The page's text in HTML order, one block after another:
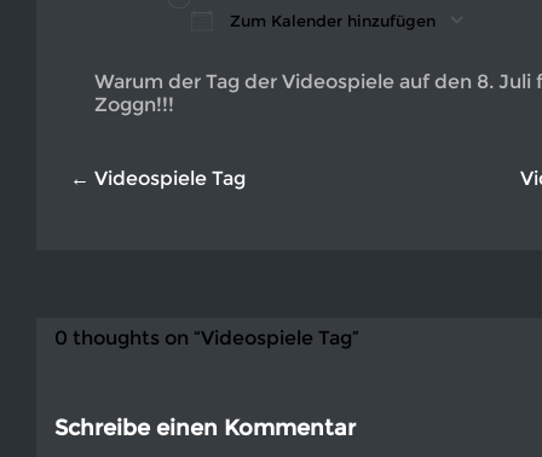
Zum Kalender hinzufügen
Warum der Tag der Videospiele auf den 8. Juli
Zoggn!!!
← Videospiele Tag
0 thoughts on “Videospiele Tag”
Schreibe einen Kommentar